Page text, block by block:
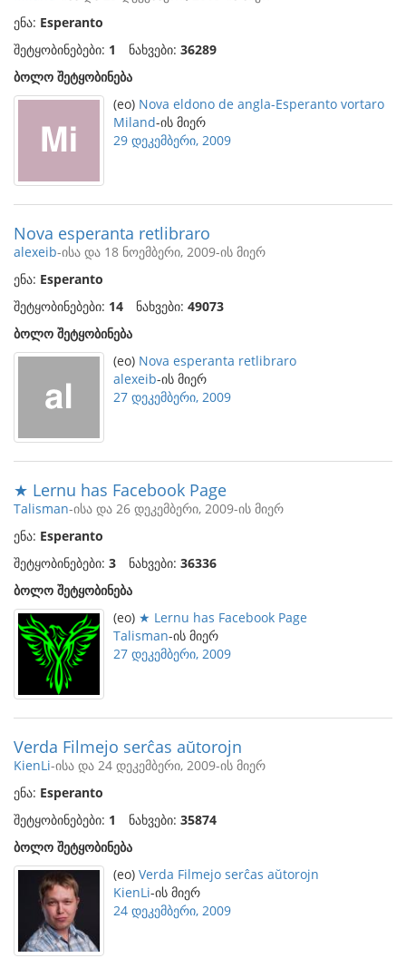
ენა: Esperanto
შეტყობინებები: 1 ნახვები: 36289
ბოლო შეტყობინება
(eo) Nova eldono de angla-Esperanto vortaro
Miland-ის მიერ
29 დეკემბერი, 2009
Nova esperanta retlibraro
alexeib-ისა და 18 ნოემბერი, 2009-ის მიერ
ენა: Esperanto
შეტყობინებები: 14 ნახვები: 49073
ბოლო შეტყობინება
(eo) Nova esperanta retlibraro
alexeib-ის მიერ
27 დეკემბერი, 2009
★ Lernu has Facebook Page
Talisman-ისა და 26 დეკემბერი, 2009-ის მიერ
ენა: Esperanto
შეტყობინებები: 3 ნახვები: 36336
ბოლო შეტყობინება
(eo) ★ Lernu has Facebook Page
Talisman-ის მიერ
27 დეკემბერი, 2009
Verda Filmejo serĉas aŭtorojn
KienLi-ისა და 24 დეკემბერი, 2009-ის მიერ
ენა: Esperanto
შეტყობინებები: 1 ნახვები: 35874
ბოლო შეტყობინება
(eo) Verda Filmejo serĉas aŭtorojn
KienLi-ის მიერ
24 დეკემბერი, 2009